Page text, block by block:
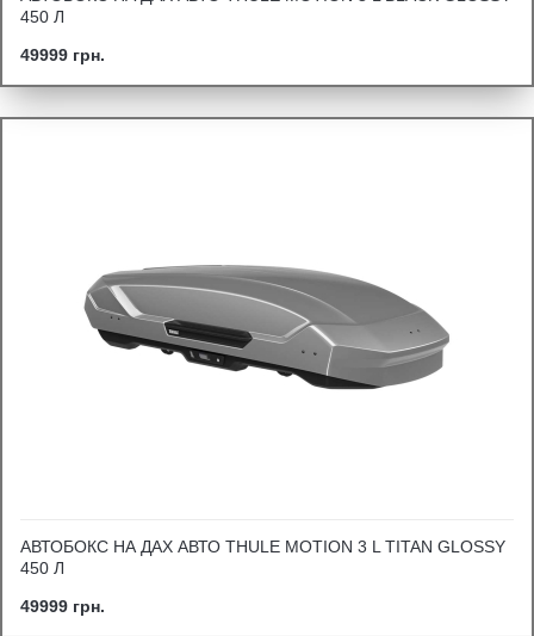
450 Л
49999 грн.
АВТОБОКС НА ДАХ АВТО THULE MOTION 3 L TITAN GLOSSY
450 Л
49999 грн.